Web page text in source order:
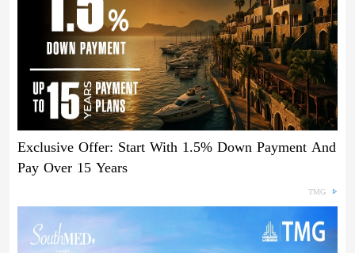
Exclusive Offer: Start With 1.5% Down Payment And
Pay Over 15 Years
TMG